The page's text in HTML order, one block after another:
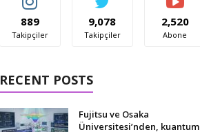
889
Takipçiler
9,078
Takipçiler
2,520
Abone
RECENT POSTS
Fujitsu ve Osaka
Üniversitesi’nden, kuantum